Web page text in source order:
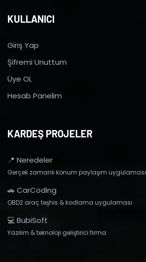
KULLANICI
Giriş Yap
Şifremi Unuttum
Üye OL
Hesab Panelim
KARDEŞ PROJELER
📍 Neredeler
Gerçek zamanlı konum paylaşım uygulaması
🚗 CarCoding
OBD2 araç teşhis & kodlama uygulaması
💻 BubiSoft
Yazılım & teknoloji geliştirici firma